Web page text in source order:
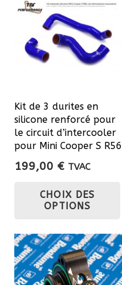
Kit de 3 durites en
silicone renforcé pour
le circuit d’intercooler
pour Mini Cooper S R56
199,00 € TVAC
CHOIX DES
OPTIONS